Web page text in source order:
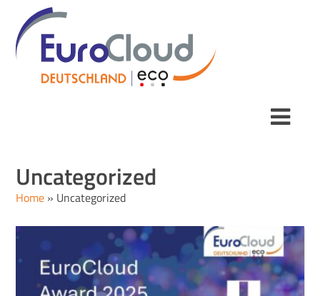
Uncategorized
Home » Uncategorized